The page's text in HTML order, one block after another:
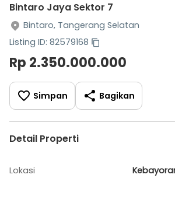
Bintaro Jaya Sektor 7
Bintaro, Tangerang Selatan
Listing ID: 82579168
Rp 2.350.000.000
Simpan Bagikan
Detail Properti
Lokasi